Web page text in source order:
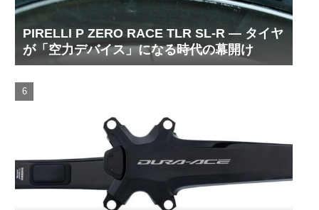
PIRELLI P ZERO RACE TLR SL-R ― タイヤ
が「空力デバイス」になる時代の幕開け